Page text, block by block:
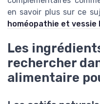
en savoir plus sur ce
homéopathie et vessie
Les
rechercher
alimentaire